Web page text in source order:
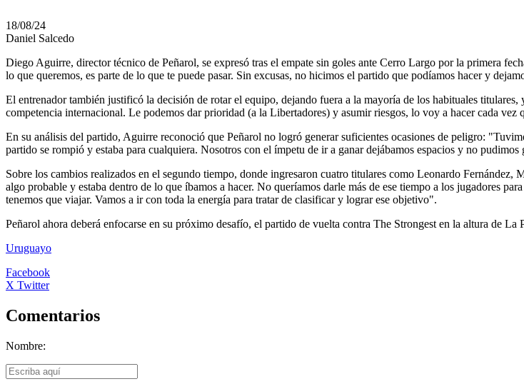
18/08/24
Daniel Salcedo
Diego Aguirre, director técnico de Peñarol, se expresó tras el empate sin goles ante Cerro Largo por la primera
lo que queremos, es parte de lo que te puede pasar. Sin excusas, no hicimos el partido que podíamos hacer y
El entrenador también justificó la decisión de rotar el equipo, dejando fuera a la mayoría de los habituales
competencia internacional. Le podemos dar prioridad (a la Libertadores) y asumir riesgos, lo voy a hacer cada vez
En su análisis del partido, Aguirre reconoció que Peñarol no logró generar suficientes ocasiones de peligro:
partido se rompió y estaba para cualquiera. Nosotros con el ímpetu de ir a ganar dejábamos espacios y no pudimos
Sobre los cambios realizados en el segundo tiempo, donde ingresaron cuatro titulares como Leonardo
algo probable y estaba dentro de lo que íbamos a hacer. No queríamos darle más de ese tiempo a los jugadores
tenemos que viajar. Vamos a ir con toda la energía para tratar de clasificar y lograr ese objetivo".
Peñarol ahora deberá enfocarse en su próximo desafío, el partido de vuelta contra The Strongest en la altura de
Uruguayo
Facebook
X Twitter
Comentarios
Nombre: